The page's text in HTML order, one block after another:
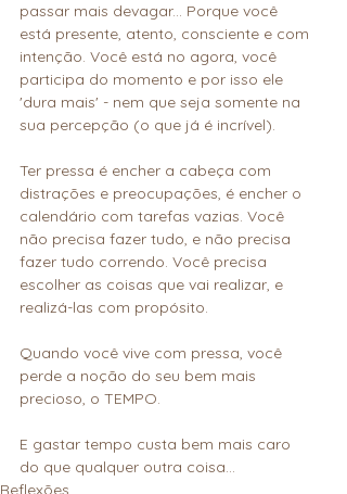
passar mais devagar... Porque você
está presente, atento, consciente e com
intenção. Você está no agora, você
participa do momento e por isso ele
'dura mais' - nem que seja somente na
sua percepção (o que já é incrível).
Ter pressa é encher a cabeça com
distrações e preocupações, é encher o
calendário com tarefas vazias. Você
não precisa fazer tudo, e não precisa
fazer tudo correndo. Você precisa
escolher as coisas que vai realizar, e
realizá-las com propósito.
Quando você vive com pressa, você
perde a noção do seu bem mais
precioso, o TEMPO.
E gastar tempo custa bem mais caro
do que qualquer outra coisa...
Reflexões